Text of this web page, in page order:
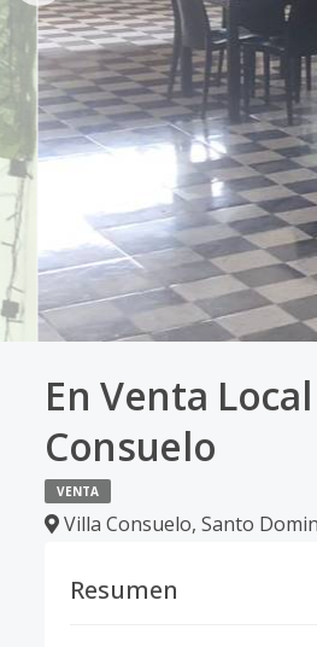
En Venta
Consuelo
VENTA
Villa Consuelo, Santo
Resumen